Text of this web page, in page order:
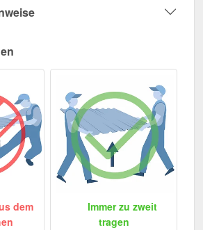
dem
Immer zu zweit
tragen